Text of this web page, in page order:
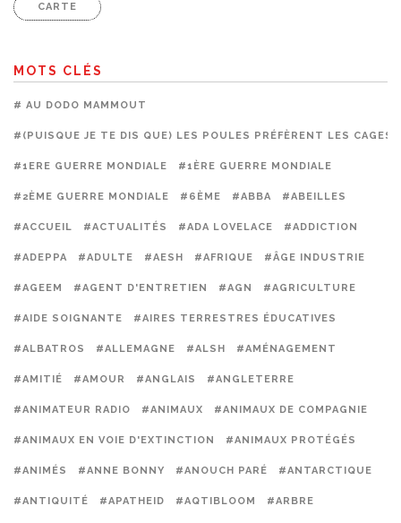
CARTE
MOTS CLÉS
# AU DODO MAMMOUT
#(PUISQUE JE TE DIS QUE) LES POULES PRÉFÈRENT LES CAGES
#1ERE GUERRE MONDIALE #1ÈRE GUERRE MONDIALE
#2ÈME GUERRE MONDIALE #6ÈME #ABBA #ABEILLES
#ACCUEIL #ACTUALITÉS #ADA LOVELACE #ADDICTION
#ADEPPA #ADULTE #AESH #AFRIQUE #ÂGE INDUSTRIE
#AGEEM #AGENT D'ENTRETIEN #AGN #AGRICULTURE
#AIDE SOIGNANTE #AIRES TERRESTRES ÉDUCATIVES
#ALBATROS #ALLEMAGNE #ALSH #AMÉNAGEMENT
#AMITIÉ #AMOUR #ANGLAIS #ANGLETERRE
#ANIMATEUR RADIO #ANIMAUX #ANIMAUX DE COMPAGNIE
#ANIMAUX EN VOIE D'EXTINCTION #ANIMAUX PROTÉGÉS
#ANIMÉS #ANNE BONNY #ANOUCH PARÉ #ANTARCTIQUE
#ANTIQUITÉ #APATHEID #AQTIBLOOM #ARBRE